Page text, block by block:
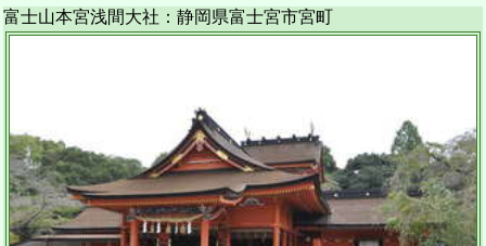
富士山本宮浅間大社：静岡県富士宮市宮町